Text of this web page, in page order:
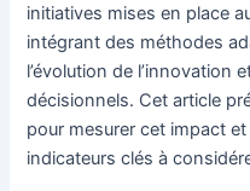
initiatives mises en place
intégrant des méthodes
l’évolution de l’innovation
décisionnels. Cet article
pour mesurer cet impact
indicateurs clés à